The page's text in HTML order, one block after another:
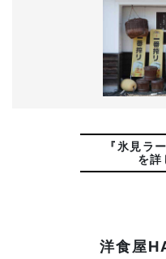
『氷見ラ
を詳
洋食屋